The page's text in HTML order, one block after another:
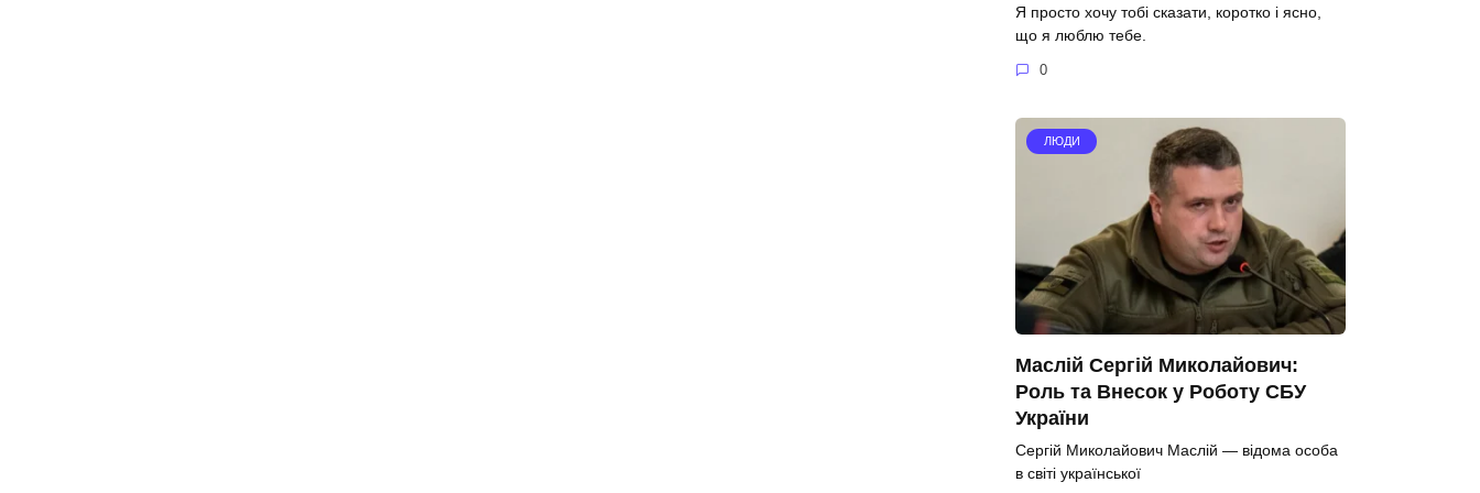
Я просто хочу тобі сказати, коротко і ясно,
що я люблю тебе.
0
ЛЮДИ
Маслій Сергій Миколайович:
Роль та Внесок у Роботу СБУ
України
Сергій Миколайович Маслій — відома особа
в світі української